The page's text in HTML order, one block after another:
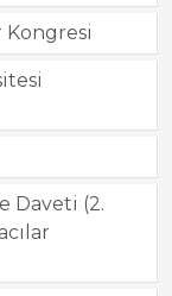
Kongresi
Daveti (2.